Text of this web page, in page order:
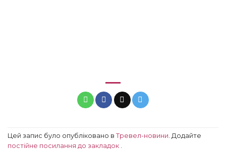
Цей запис було опубліковано в Тревел-новини . Додайте
постійне посилання до закладок